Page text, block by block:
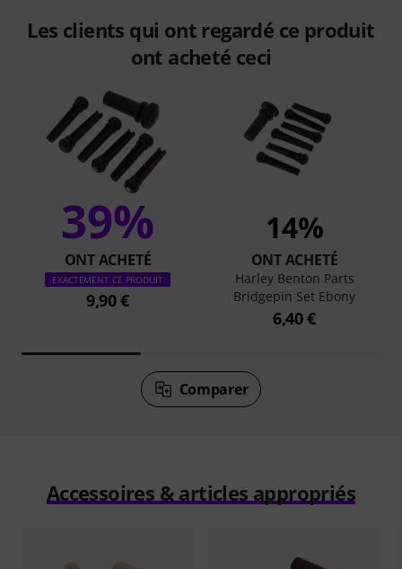
Les clients qui ont regardé ce produit
ont acheté ceci
39%
ONT ACHETÉ
EXACTEMENT CE PRODUIT
9,90 €
14%
ONT ACHETÉ
Harley Benton Parts
Bridgepin Set Ebony
6,40 €
Comparer
Accessoires & articles appropriés